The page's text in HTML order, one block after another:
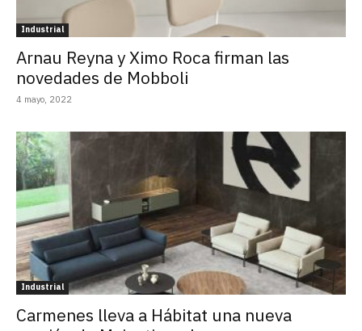
Industrial
Arnau Reyna y Ximo Roca firman las
novedades de Mobboli
4 mayo, 2022
Industrial
Carmenes lleva a Hábitat una nueva